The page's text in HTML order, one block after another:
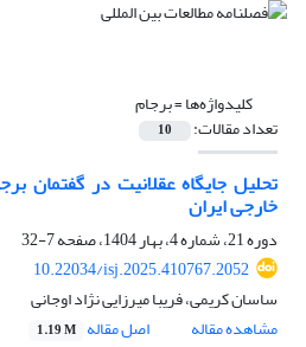
کلیدواژه‌ها =برجام
تعداد مقالات: 10
تحلیل جایگاه عقلانیت در گفتمان
خارجی ایران
دوره 21، شماره 4، بهار 1404، صفحه
7-32
10.22034/isj.2025.410767.2052
ساسان کریمی، فریبا میرزایی نژاد اوجانی
مشاهده مقاله
اصل مقاله 1.19 M